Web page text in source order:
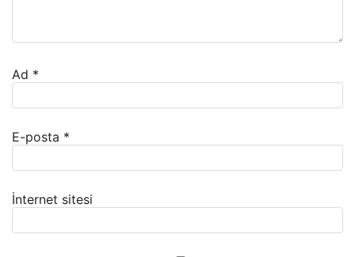
Ad *
E-posta *
İnternet sitesi